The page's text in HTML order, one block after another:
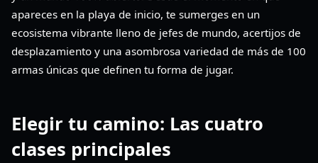
apareces en la playa de inicio, te sumerges en un
ecosistema vibrante lleno de jefes de mundo, acertijos de
desplazamiento y una asombrosa variedad de más de 100
armas únicas que definen tu forma de jugar.
Elegir tu camino: Las cuatro
clases principales